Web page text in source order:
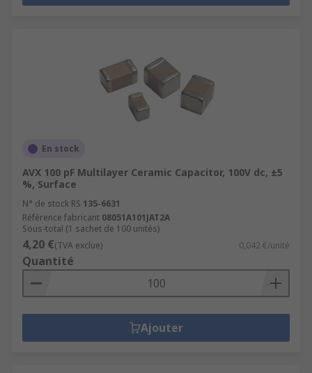
En stock
AVX 100 pF Multilayer Ceramic Capacitor, 100V dc, ±5
%, Surface
N° de stock RS 135-6631
Référence fabricant 08051A101JAT2A
Sous-total (1 sachet de 100 unités)
4,20 €(TVA exclue) 0,042 €/unité
Quantité
Ajouter